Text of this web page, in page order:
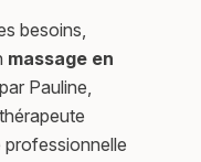
besoins,
massage en
Pauline,
professionnelle